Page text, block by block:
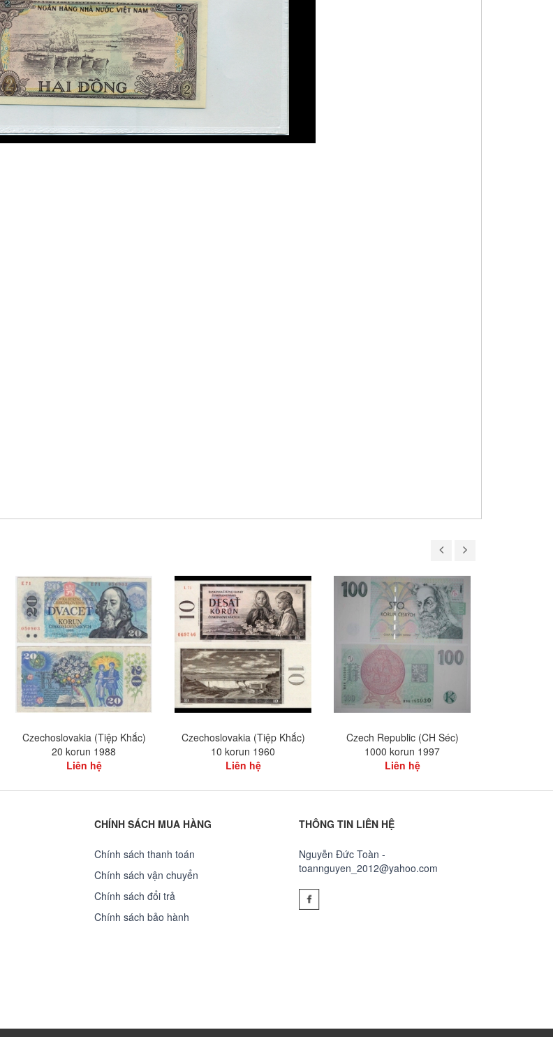
Czechoslovakia (Tiệp Khắc)
20 korun 1988
Liên hệ
Czechoslovakia (Tiệp Khắc)
10 korun 1960
Liên hệ
Czech Republic (CH Séc)
1000 korun 1997
Liên hệ
CHÍNH SÁCH MUA HÀNG
Chính sách thanh toán
Chính sách vận chuyển
Chính sách đổi trả
Chính sách bảo hành
THÔNG TIN LIÊN HỆ
Nguyễn Đức Toàn -
toannguyen_2012@yahoo.com